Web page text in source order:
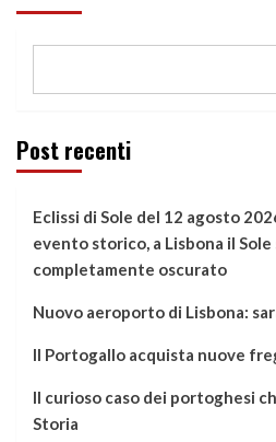
Post recenti
Eclissi di Sole del 12 agosto
evento storico, a Lisbona il Sole
completamente oscurato
Nuovo aeroporto di Lisbona:
Il Portogallo acquista nuove
Il curioso caso dei portoghesi
Storia